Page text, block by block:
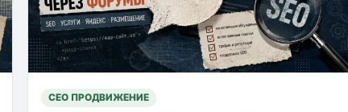
СЕО ПРОДВИЖЕНИЕ